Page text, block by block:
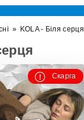
» KOLA - Біля серця
Скарга